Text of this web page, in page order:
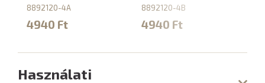
8892120-4A
4940 Ft
8892120-4B
4940 Ft
Használati